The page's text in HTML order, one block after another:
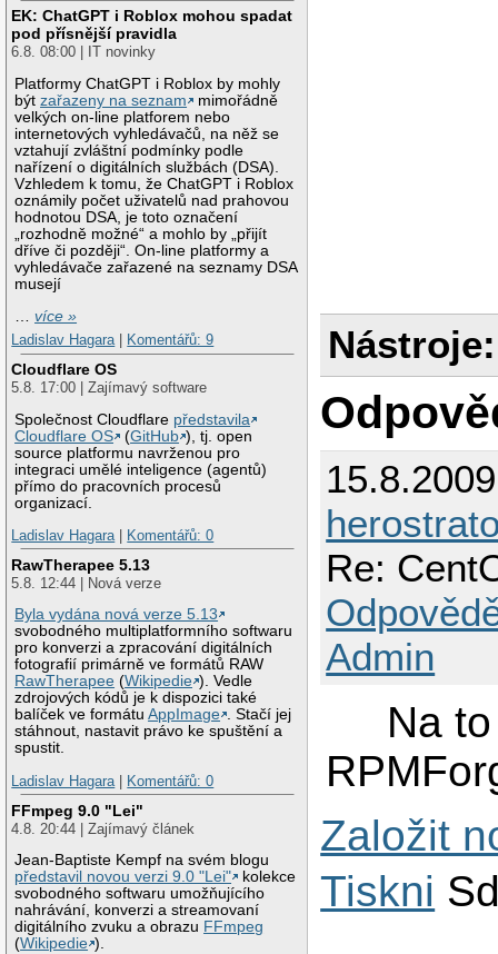
EK: ChatGPT i Roblox mohou spadat
pod přísnější pravidla
6.8. 08:00 | IT novinky
Platformy ChatGPT i Roblox by mohly
býtzařazeny na seznam
mimořádně
velkých on-line platforem nebo
internetových vyhledávačů, na něž se
vztahují zvláštní podmínky podle
nařízení o digitálních službách (DSA).
Vzhledem k tomu, že ChatGPT i Roblox
oznámily počet uživatelů nad prahovou
hodnotou DSA, je toto označení
„rozhodně možné“ a mohlo by „přijít
dříve či později“. On-line platformy a
vyhledávače zařazené na seznamy DSA
musejí
…více »
Ladislav Hagara| Komentářů: 9
Cloudflare OS
5.8. 17:00 | Zajímavý software
Společnost Cloudflare představila
Cloudflare OS
(GitHub ), tj. open
source platformu navrženou pro
integraci umělé inteligence (agentů)
přímo do pracovních procesů
organizací.
Ladislav Hagara| Komentářů: 0
RawTherapee 5.13
5.8. 12:44 | Nová verze
Byla vydána nová verze 5.13
svobodného multiplatformního softwaru
pro konverzi a zpracování digitálních
fotografií primárně ve formátů RAW
RawTherapee (Wikipedie ). Vedle
zdrojových kódů je k dispozici také
balíček ve formátuAppImage . Stačí jej
stáhnout, nastavit právo ke spuštění a
spustit.
Ladislav Hagara| Komentářů: 0
FFmpeg 9.0 "Lei"
4.8. 20:44 | Zajímavý článek
Jean-Baptiste Kempf na svém blogu
představil novou verzi 9.0 "Lei"
kolekce
svobodného softwaru umožňujícího
nahrávání, konverzi a streamovaní
digitálního zvuku a obrazu FFmpeg
(Wikipedie ).
Nástroje:
Re:
Admin
Na to
Založit
Tiskni